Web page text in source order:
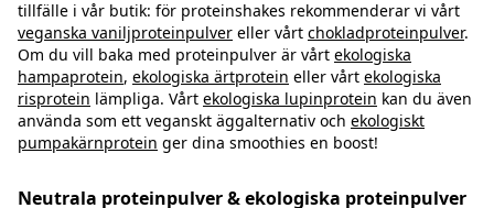
tillfälle i vår butik: för proteinshakes rekommenderar vi vårt
veganska vaniljproteinpulver eller vårt chokladproteinpulver.
Om du vill baka med proteinpulver är vårt ekologiska
hampaprotein, ekologiska ärtprotein eller vårt ekologiska
risprotein lämpliga. Vårt ekologiska lupinprotein kan du även
använda som ett veganskt äggalternativ och ekologiskt
pumpakärnprotein ger dina smoothies en boost!
Neutrala proteinpulver & ekologiska proteinpulver